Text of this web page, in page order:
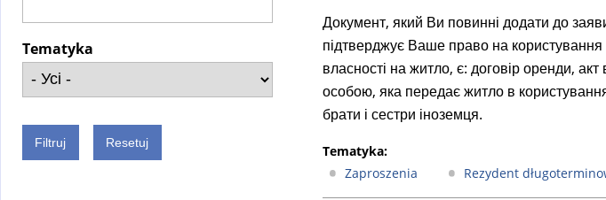
e
e
Tematyka
Документ, який Ви повинні додати до
підтверджує Ваше право на
власності на житло, є: договір оренди,
особою, яка передає житло в
брати і сестри іноземця.
Tematyka:
Zaproszenia
Rezydent